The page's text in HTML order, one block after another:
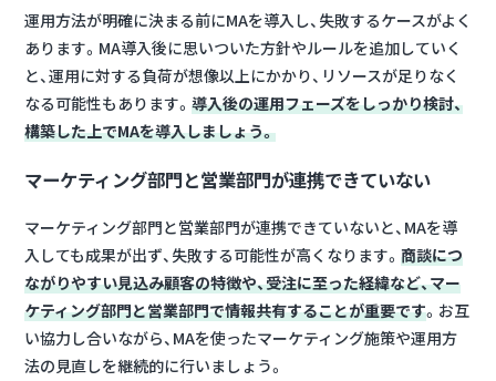
運用方法が明確に決まる前にMAを導入し、失敗するケースがよく
あります。MA導入後に思いついた方針やルールを追加していく
と、運用に対する負荷が想像以上にかかり、リソースが足りなく
なる可能性もあります。 導入後の運用フェーズをしっかり検討、
構築した上でMAを導入しましょう。
マーケティング部門と営業部門が連携できていない
マーケティング部門と営業部門が連携できていないと、MAを導
入しても成果が出ず、失敗する可能性が高くなります。 商談につ
ながりやすい見込み顧客の特徴や、受注に至った経緯など、マー
ケティング部門と営業部門で情報共有することが重要です。お互
い協力し合いながら、MAを使ったマーケティング施策や運用方
法の見直しを継続的に行いましょう。